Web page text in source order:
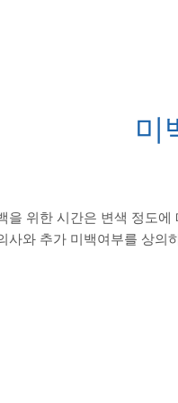
미
을 위한 시간은 변색 정도에
사와 추가 미백여부를 상의